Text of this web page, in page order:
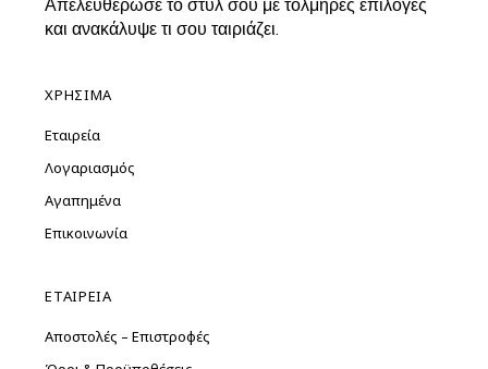
Απελευθέρωσε το στυλ σου με τολμηρές επιλογές
και ανακάλυψε τι σου ταιριάζει.
ΧΡΗΣΙΜΑ
Εταιρεία
Λογαριασμός
Αγαπημένα
Επικοινωνία
ΕΤΑΙΡΕΙΑ
Αποστολές – Επιστροφές